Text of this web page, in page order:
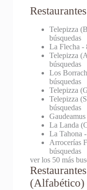
Telepizza
búsquedas
La Flecha -
Telepizza
búsquedas
Los
búsquedas
Telepizza
Telepizza
búsquedas
La Landa
La Tahona
Arrocerías
búsquedas
ver los 50 más
(Alfabético)